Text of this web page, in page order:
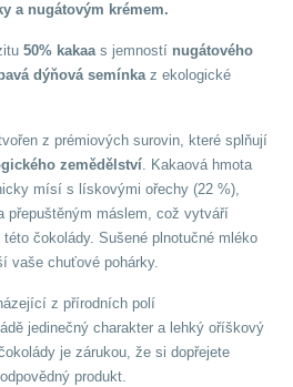
a nugátovým krémem.
50% kakaas jemností nugátového
dýňová semínkaz ekologické
z prémiových surovin, které splňují
zemědělství. Kakaová hmota
mísí s lískovými ořechy (22 %),
přepuštěným máslem, což vytváří
čokolády. Sušené plnotučné mléko
vaše chuťové pohárky.
z přírodních polí
jedinečný charakter a lehký oříškový
je zárukou, že si dopřejete
produkt.